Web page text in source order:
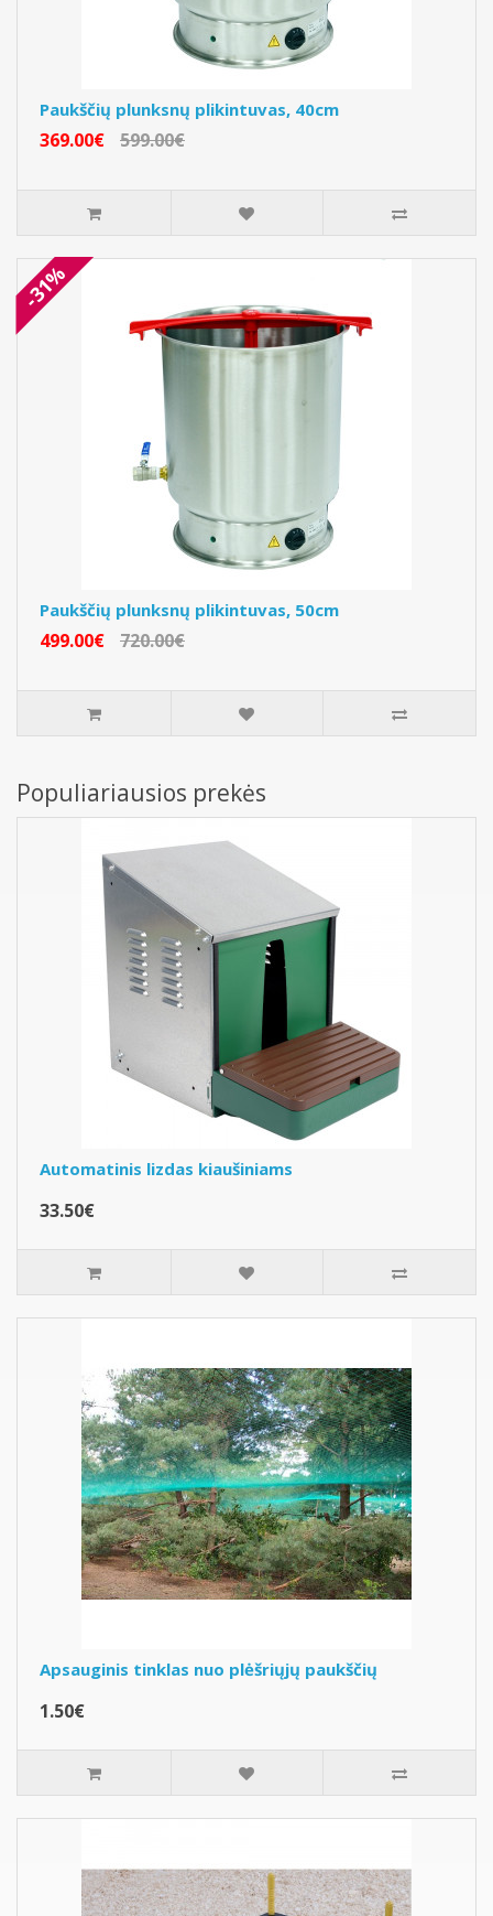
Paukščių plunksnų plikintuvas, 40cm
369.00€ 599.00€
-31%
Paukščių plunksnų plikintuvas, 50cm
499.00€ 720.00€
Populiariausios prekės
Automatinis lizdas kiaušiniams
33.50€
Apsauginis tinklas nuo plėšriųjų paukščių
1.50€